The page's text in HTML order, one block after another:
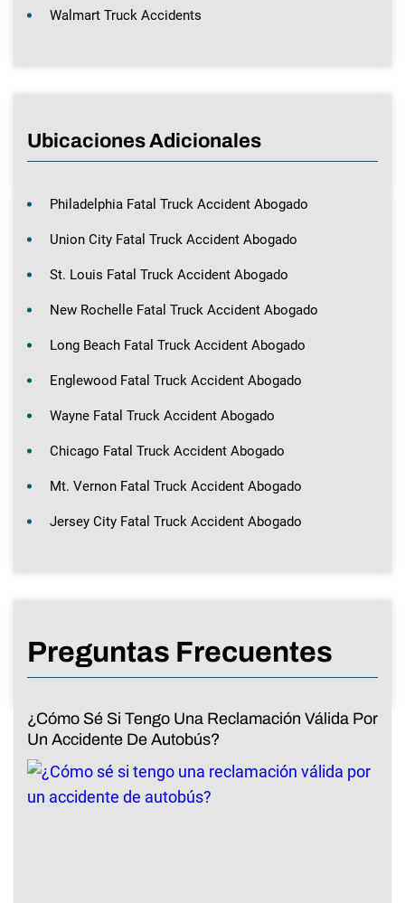
Walmart Truck Accidents
Ubicaciones Adicionales
Philadelphia Fatal Truck Accident Abogado
Union City Fatal Truck Accident Abogado
St. Louis Fatal Truck Accident Abogado
New Rochelle Fatal Truck Accident Abogado
Long Beach Fatal Truck Accident Abogado
Englewood Fatal Truck Accident Abogado
Wayne Fatal Truck Accident Abogado
Chicago Fatal Truck Accident Abogado
Mt. Vernon Fatal Truck Accident Abogado
Jersey City Fatal Truck Accident Abogado
Preguntas Frecuentes
¿Cómo Sé Si Tengo Una Reclamación Válida Por
Un Accidente De Autobús?